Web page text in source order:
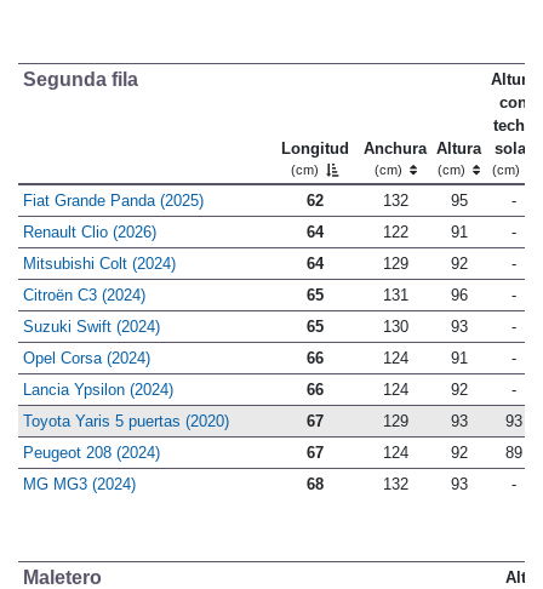
Segunda fila
Longitud
(cm)
Anchura
(cm)
Altura
(cm)
Altura
con
techo
solar
(cm)
Fiat Grande Panda (2025) 62 132 95
-
Renault Clio (2026)
64 122 91
-
Mitsubishi Colt (2024)
64 129 92
-
Citroën C3 (2024)
65 131 96
-
Suzuki Swift (2024)
65 130 93
-
Opel Corsa (2024)
66 124 91
-
Lancia Ypsilon (2024)
66 124 92
-
Toyota Yaris 5 puertas (2020)
67 129 93
93
Peugeot 208 (2024)
67 124 92
89
MG MG3 (2024)
68 132 93 -
Maletero